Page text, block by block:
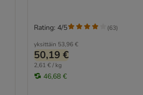
yksittäin 53,96 €
50,19 €
2,61 € / kg
46,68 €
Rating: 4/5 (63)